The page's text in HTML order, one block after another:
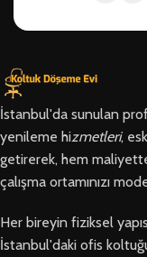
İstanbul'da sunulan
yenileme hizmetleri,
getirerek, hem
çalışma ortamınızı
Her bireyin fiziksel
İstanbul'daki ofis